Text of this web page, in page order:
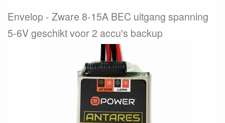
Envelop
Zware 8-15A BEC uitgang spanning
5-6V geschikt voor 2 accu's backup